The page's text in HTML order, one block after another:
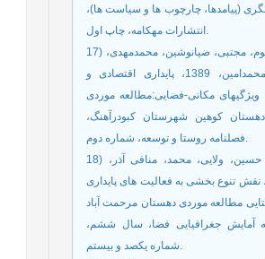
(پیامدها، چارچوب ها و سیاست ها)،
انتشارات مهکامه، چاپ اول.
17) قدیری معصوم، مجتبی، ضیانوشین، محمدمهدی،
خراسانی، محمدامین، 1389، پایداری اقتصادی و
ویژگیهای مکانی-فضایی:مطالعه موردی
کوهین شهرستان کبودرآهنگ،
فصلنامه روستا و توسعه، شماره دوم.
18) کریم زاده، حسین، ولایی، محمد، منافی آذر،
رضا، 1395، نقش تنوع بخشی به فعالیت های پایداری
مطالعه موردی دهستان مرحمت آباد
آمایش جغرافیایی فضا، سال ششم،
شماره یکصد و بیستم.